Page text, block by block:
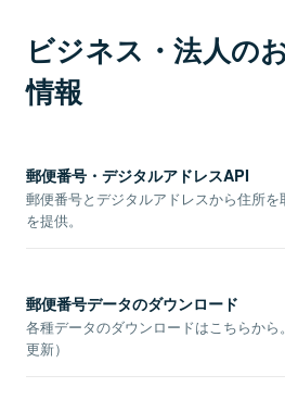
ビジネス・法人の
情報
郵便番号・デジタルアドレスAPI
郵便番号とデジタルアドレスから住所
を提供。
郵便番号データのダウンロード
各種データのダウンロードはこちらから
更新）